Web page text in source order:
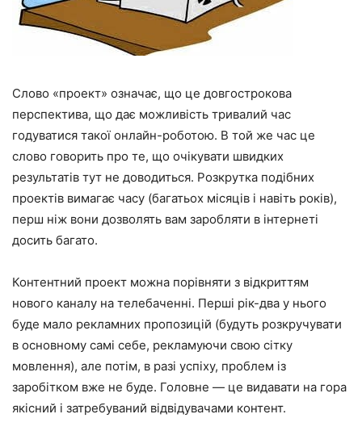
Слово «проект» означає, що це довгострокова
перспектива, що дає можливість тривалий час
годуватися такої онлайн-роботою. В той же час це
слово говорить про те, що очікувати швидких
результатів тут не доводиться. Розкрутка подібних
проектів вимагає часу (багатьох місяців і навіть років),
перш ніж вони дозволять вам заробляти в інтернеті
досить багато.
Контентний проект можна порівняти з відкриттям
нового каналу на телебаченні. Перші рік-два у нього
буде мало рекламних пропозицій (будуть розкручувати
в основному самі себе, рекламуючи свою сітку
мовлення), але потім, в разі успіху, проблем із
заробітком вже не буде. Головне — це видавати на гора
якісний і затребуваний відвідувачами контент.